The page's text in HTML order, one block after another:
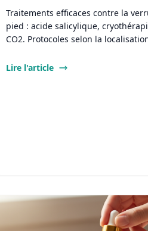
Traitements efficaces contre la
pied : acide salicylique,
CO2. Protocoles selon la
Lire l'article